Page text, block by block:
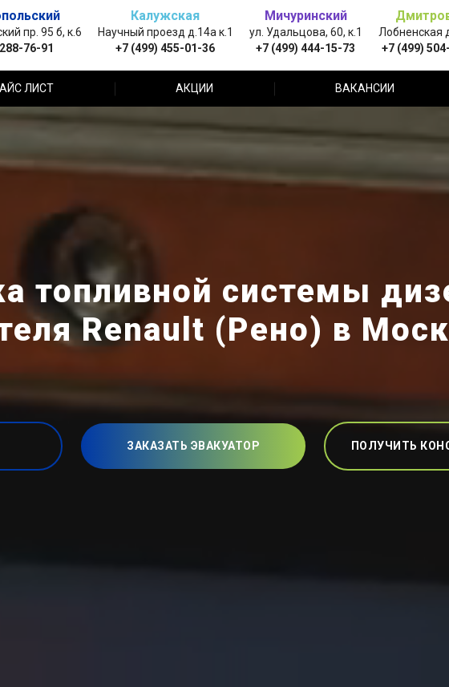
пр. 95 б, к.6
76-91
Калужская
Научный проезд д.14а к.1
+7 (499) 455-01-36
Мичуринский
ул. Удальцова, 60, к.1
+7 (499) 444-15-73
Лобненская
+7 (499)
ЛИСТ АКЦИИ ВАКАНСИИ
топливной системы
Renault (Рено) в
ЗАКАЗАТЬ ЭВАКУАТОР ПОЛУЧИТЬ